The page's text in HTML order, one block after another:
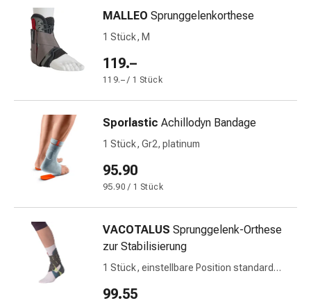
Netzverbände
Verbrennungen
Sonnenbrand
Verbandwechsel-
Wundauflagen
Wundbehandlung
Wundsprays
kleber
Ziehsalbe
Tupfer
MALLEO Sprunggelenkorthese
1 Stück, M
119.–
119.– / 1 Stück
Sporlastic Achillodyn Bandage
1 Stück, Gr2, platinum
95.90
95.90 / 1 Stück
VACOTALUS Sprunggelenk-Orthese
zur Stabilisierung
1 Stück, einstellbare Position standard
99.55